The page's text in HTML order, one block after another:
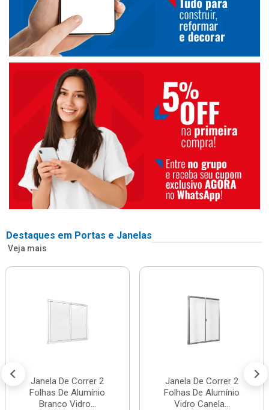
Destaques em Portas e Janelas
Veja mais
Janela De Correr 2
Folhas De Alumínio
Branco Vidro...
Janela De Correr 2
Folhas De Alumínio
Vidro Canela...